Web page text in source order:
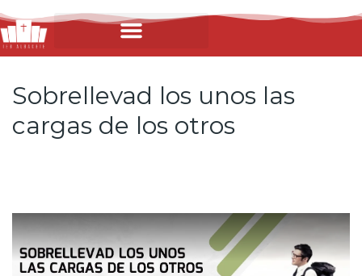
Sobrellevad los unos las
cargas de los otros